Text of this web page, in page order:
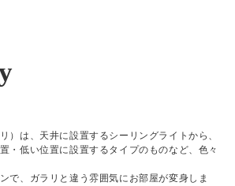
）は、天井に設置するシーリングライトから、
・低い位置に設置するタイプのものなど、色々
で、ガラリと違う雰囲気にお部屋が変身しま